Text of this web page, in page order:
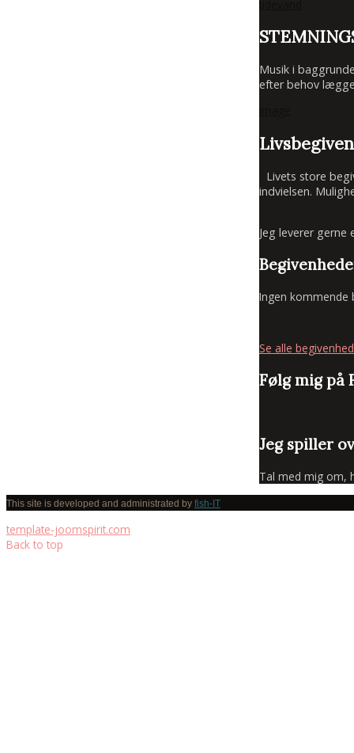
Musik i
efter behov
Livets store
indvielsen.
Jeg leverer
Ingen kommende
Se alle
Følg mig på
Jeg spiller
Tal med mig om,
This site is developed and administrated by fish-IT
template-joomspirit.com
Back to top